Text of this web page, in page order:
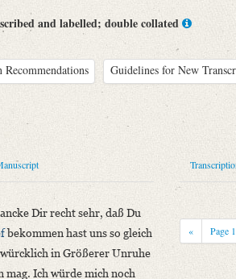
and labelled; double collated
Recommendations Guidelines for New
Header
Erdmuthe Schlegel
von Schlegel
GND
1792]
Dir recht sehr, daß Du
bekommen hast uns so gleich
in Größerer Unruhe
mag. Ich würde mich noch
« Page 1